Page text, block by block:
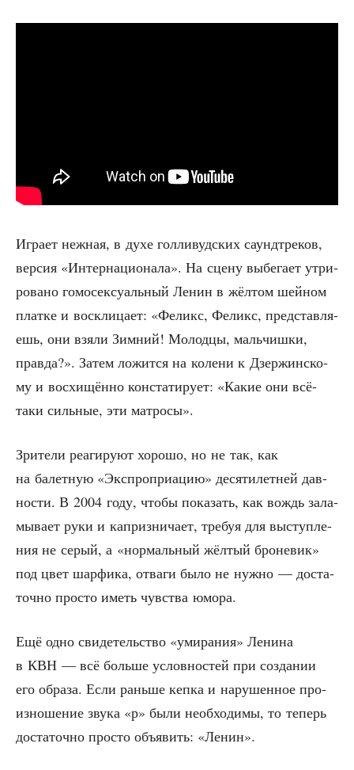
Игра­ет неж­ная, в духе гол­ли­вуд­ских саунд­тре­ков,
вер­сия «Интер­на­ци­о­на­ла». На сце­ну выбе­га­ет утри­
ро­ва­но гомо­сек­су­аль­ный Ленин в жёл­том шей­ном
плат­ке и вос­кли­ца­ет: «Феликс, Феликс, пред­став­ля­
ешь, они взя­ли Зим­ний! Молод­цы, маль­чиш­ки,
прав­да?». Затем ложит­ся на коле­ни к Дзер­жин­ско­
му и вос­хи­щён­но кон­ста­ти­ру­ет: «Какие они всё-
таки силь­ные, эти матросы».
Зри­те­ли реа­ги­ру­ют хоро­шо, но не так, как
на балет­ную «Экс­про­при­а­цию» деся­ти­лет­ней дав­
но­сти. В 2004 году, что­бы пока­зать, как вождь зала­
мы­ва­ет руки и каприз­ни­ча­ет, тре­буя для выступ­ле­
ния не серый, а «нор­маль­ный жёл­тый бро­не­вик»
под цвет шар­фи­ка, отва­ги было не нуж­но — доста­
точ­но про­сто иметь чув­ства юмора.
Ещё одно сви­де­тель­ство «уми­ра­ния» Лени­на
в КВН — всё боль­ше услов­но­стей при созда­нии
его обра­за. Если рань­ше кеп­ка и нару­шен­ное про­
из­но­ше­ние зву­ка «р» были необ­хо­ди­мы, то теперь
доста­точ­но про­сто объ­явить: «Ленин».